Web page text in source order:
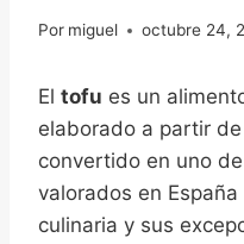
Por miguel octubre 24,
El tofu es un
elaborado a partir
convertido en uno
valorados en
culinaria y sus